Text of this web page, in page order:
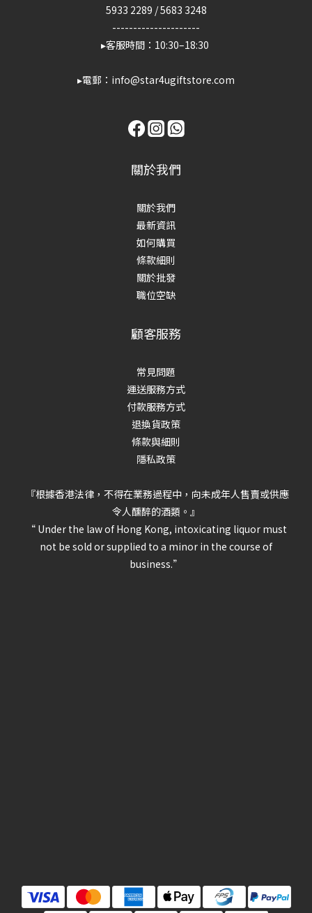
5933 2289 /5683 3248
---------------------
▸客服時間：10:30–18:30
▸電郵：info@star4ugiftstore.com
關於我們
關於我們
最新資訊
如何購買
條款細則
關於批發
職位空缺
顧客服務
常見問題
運送服務方式
付款服務方式
退換貨政策
條款與細則
隱私政策
『根據香港法律，不得在業務過程中，向未成年人售賣或供應
令人醺醉的酒類。』
“ Under the law of Hong Kong, intoxicating liquor must
not be sold or supplied to a minor in the course of
business.”